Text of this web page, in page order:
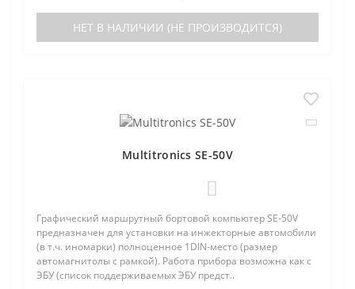
НЕТ В НАЛИЧИИ (НЕ ПРОИЗВОДИТСЯ)
Multitronics SE-50V
Графический маршрутный бортовой компьютер SE-50V
предназначен для установки на инжекторные автомобили
(в т.ч. иномарки) полноценное 1DIN-место (размер
автомагнитолы с рамкой). Работа прибора возможна как с
ЭБУ (список поддерживаемых ЭБУ предст..